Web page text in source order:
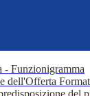
- Funzionigramma
dell'Offerta